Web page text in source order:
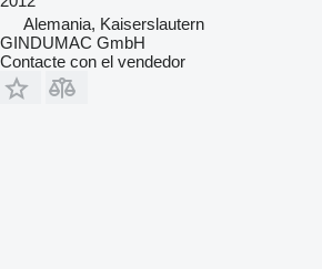
Alemania, Kaiserslautern
GINDUMAC GmbH
Contacte con el vendedor